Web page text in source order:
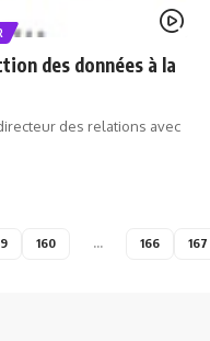
des données à la
des relations avec
160 … 166 167